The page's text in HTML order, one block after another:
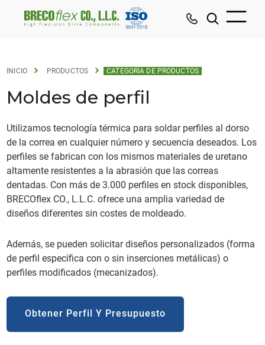
INICIO PRODUCTOS CATEGORÍA DE PRODUCTOS
Moldes de perfil
Utilizamos tecnología térmica para soldar perfiles al dorso
de la correa en cualquier número y secuencia deseados. Los
perfiles se fabrican con los mismos materiales de uretano
altamente resistentes a la abrasión que las correas
dentadas. Con más de 3.000 perfiles en stock disponibles,
BRECOflex CO., L.L.C. ofrece una amplia variedad de
diseños diferentes sin costes de moldeado.
Además, se pueden solicitar diseños personalizados (forma
de perfil específica con o sin inserciones metálicas) o
perfiles modificados (mecanizados).
Obtener Perfil Y Presupuesto